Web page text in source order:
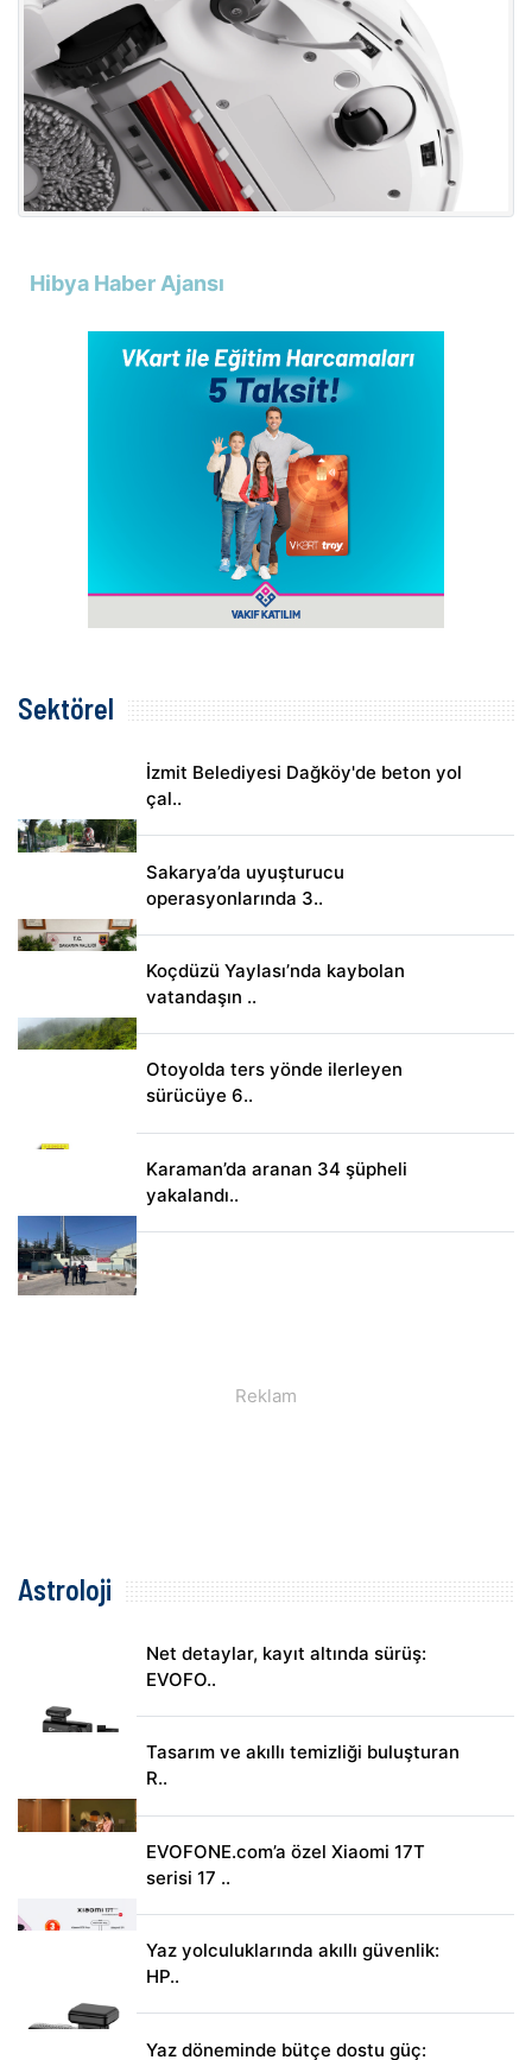
Hibya Haber Ajansı
Sektörel
İzmit Belediyesi Dağköy'de beton yol
çal..
Sakarya’da uyuşturucu
operasyonlarında 3..
Koçdüzü Yaylası’nda kaybolan
vatandaşın ..
Otoyolda ters yönde ilerleyen
sürücüye 6..
Karaman’da aranan 34 şüpheli
yakalandı..
Astroloji
Net detaylar, kayıt altında sürüş:
EVOFO..
Tasarım ve akıllı temizliği buluşturan
R..
EVOFONE.com’a özel Xiaomi 17T
serisi 17 ..
Yaz yolculuklarında akıllı güvenlik:
HP..
Yaz döneminde bütçe dostu güç: